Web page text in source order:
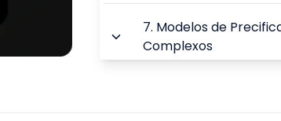
7. Modelos de
Complexos